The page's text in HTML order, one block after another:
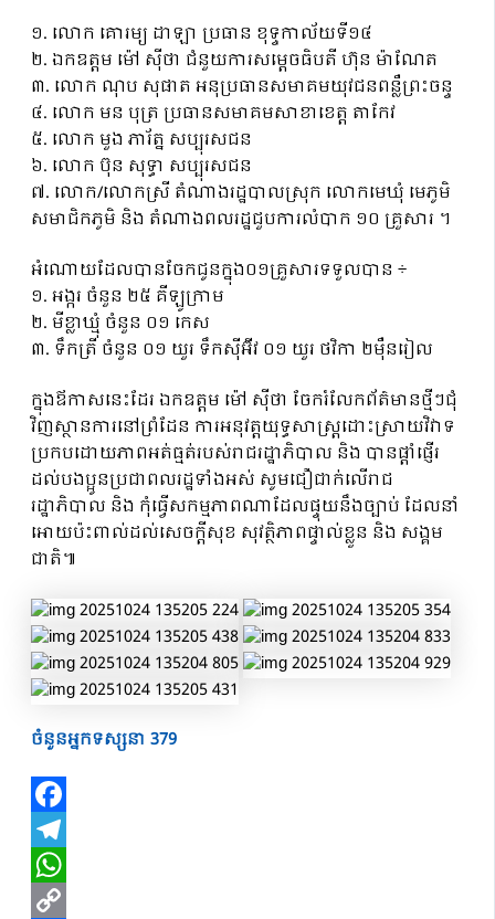
១. លោក គោរម្យ ដាឡា ប្រធាន ខុទ្ទកាល័យទី១៤
២. ឯកឧត្តម ម៉ៅ ស៊ីថា ជំនួយការសម្តេចធិបតី ហ៊ុន ម៉ាណែត
៣. លោក ណុប សុផាត អនុប្រធានសមាគមយុវជនពន្លឺព្រះចន្ទ
៤. លោក មន បុត្រ ប្រធានសមាគមសាខាខេត្ត តាកែវ
៥. លោក មួង ភារ័ត្ន សប្បុរសជន
៦. លោក ប៊ុន សុទ្ធា សប្បុរសជន
៧. លោក/លោកស្រី តំណាងរដ្ឋបាលស្រុក លោកមេឃុំ មេភូមិ
សមាជិកភូមិ និង តំណាងពលរដ្ឋជួបការលំបាក ១០ គ្រួសារ ។
អំណោយដែលបានចែកជូនក្នុង០១គ្រួសារទទួលបាន ÷
១. អង្ករ ចំនួន ២៥ គីឡូក្រាម
២. មីខ្លាឃ្មុំ ចំនួន ០១ កេស
៣. ទឹកត្រី ចំនួន ០១ យួរ ទឹកស៊ីអ៊ីវ ០១ យួរ ថវិកា ២ម៉ឺនរៀល
ក្នុងឪកាសនេះដែរ ឯកឧត្តម ម៉ៅ ស៊ីថា ចែករំលែកព័ត៌មានថ្មីៗជុំ
វិញស្ថានការនៅព្រំដែន ការអនុវត្តយុទ្ធសាស្ត្រដោះស្រាយវិវាទ
ប្រកបដោយភាពអត់ធ្មត់របស់រាជរដ្ឋាភិបាល និង បានផ្តាំផ្ញើរ
ដល់បងប្អូនប្រជាពលរដ្ឋទាំងអស់ សូមជឿជាក់លើរាជ
រដ្ឋាភិបាល និង កុំធ្វើសកម្មភាពណាដែលផ្ទុយនឹងច្បាប់ ដែលនាំ
អោយប៉ះពាល់ដល់សេចក្តីសុខ សុវត្ថិភាពផ្ទាល់ខ្លួន និង សង្គម
ជាតិ៕
ចំនួនអ្នកទស្សនា 379
Facebook
Telegram
WhatsApp